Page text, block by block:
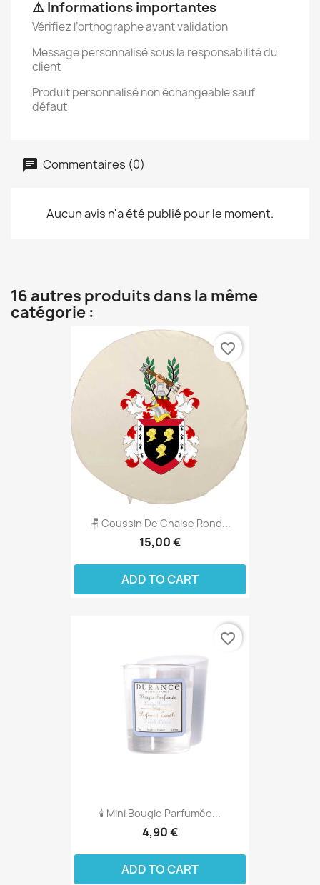
⚠️ Informations importantes
Vérifiez l’orthographe avant validation
Message personnalisé sous la responsabilité du
client
Produit personnalisé non échangeable sauf
défaut
Commentaires (0)
Aucun avis n'a été publié pour le moment.
16 autres produits dans la même
catégorie :
🪑 Coussin De Chaise Rond...
15,00 €
ADD TO CART
favorite_border
🕯️ Mini Bougie Parfumée...
4,90 €
ADD TO CART
favorite_border